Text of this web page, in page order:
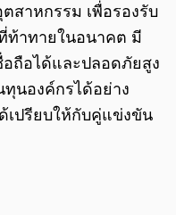
สาหกรรม เพื่อรองรับ
ท้าทายในอนาคต มี
อถือได้และปลอดภัยสูง
นองค์กรได้อย่าง
เปรียบให้กับคู่แข่งขัน